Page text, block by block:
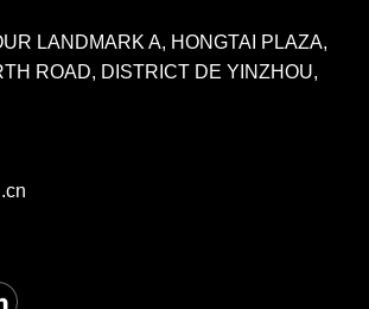
LANDMARK A, HONGTAI PLAZA,
ROAD, DISTRICT DE YINZHOU,